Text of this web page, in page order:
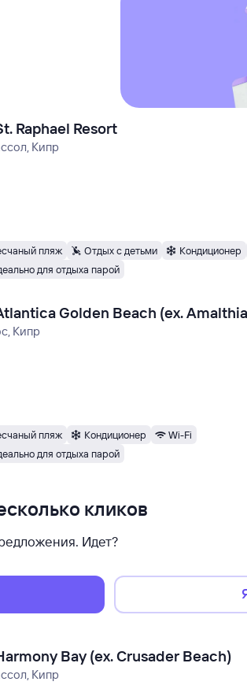
Raphael Resort
Кипр
пляж Отдых с детьми Кондиционер
для отдыха парой
Golden Beach (ex.
Кипр
пляж Кондиционер
Wi-Fi
для отдыха парой
кликов
Идет?
Bay (ex. Crusader Beach)
Кипр